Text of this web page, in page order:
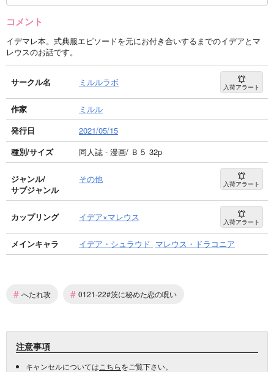
コメント
イデマレ本。式典服エピソードを元にお付き合いするまでのイデアとマ
レウスのお話です。
サークル名 ミルルラボ 入荷アラート
作家
ミルル
発行日
2021/05/15
種別/サイズ
同人誌 - 漫画/ Ｂ５ 32p
ジャンル/
サブジャンル
その他 入荷アラート
カップリング イデア×マレウス 入荷アラート
メインキャラ イデア・シュラウド マレウス・ドラコニア
# へたれ攻 # 0121-22#茨に秘めた恋の呪い
注意事項
キャンセルについては こちらをご覧下さい。